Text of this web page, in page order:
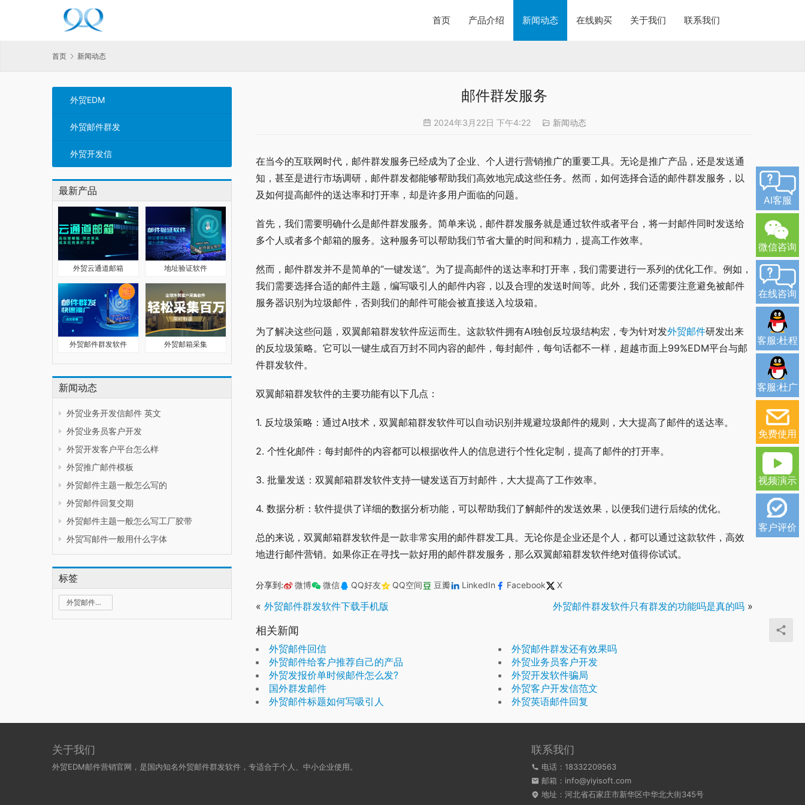
首页 产品介绍 新闻动态 在线购买 关于我们 联系我们
首页 新闻动态
外贸EDM
外贸邮件群发
外贸开发信
最新产品
外贸云通道邮箱 地址验证软件
外贸邮件群发软件 外贸邮箱采集
新闻动态
外贸业务开发信邮件 英文
外贸业务员客户开发
外贸开发客户平台怎么样
外贸推广邮件模板
外贸邮件主题一般怎么写的
外贸邮件回复交期
外贸邮件主题一般怎么写工厂胶带
外贸写邮件一般用什么字体
标签
外贸邮件群发
邮件群发服务
2024年3月22日 下午4:22 新闻动态
在当今的互联网时代，邮件群发服务已经成为了企业、个人进行营销推广的重要工具。无论是推广产品，还是发送通
知，甚至是进行市场调研，邮件群发都能够帮助我们高效地完成这些任务。然而，如何选择合适的邮件群发服务，以
及如何提高邮件的送达率和打开率，却是许多用户面临的问题。
首先，我们需要明确什么是邮件群发服务。简单来说，邮件群发服务就是通过软件或者平台，将一封邮件同时发送给
多个人或者多个邮箱的服务。这种服务可以帮助我们节省大量的时间和精力，提高工作效率。
然而，邮件群发并不是简单的“一键发送”。为了提高邮件的送达率和打开率，我们需要进行一系列的优化工作。例如，
我们需要选择合适的邮件主题，编写吸引人的邮件内容，以及合理的发送时间等。此外，我们还需要注意避免被邮件
服务器识别为垃圾邮件，否则我们的邮件可能会被直接送入垃圾箱。
为了解决这些问题，双翼邮箱群发软件应运而生。这款软件拥有AI独创反垃圾结构宏，专为针对发外贸邮件研发出来
的反垃圾策略。它可以一键生成百万封不同内容的邮件，每封邮件，每句话都不一样，超越市面上99%EDM平台与邮
件群发软件。
双翼邮箱群发软件的主要功能有以下几点：
1. 反垃圾策略：通过AI技术，双翼邮箱群发软件可以自动识别并规避垃圾邮件的规则，大大提高了邮件的送达率。
2. 个性化邮件：每封邮件的内容都可以根据收件人的信息进行个性化定制，提高了邮件的打开率。
3. 批量发送：双翼邮箱群发软件支持一键发送百万封邮件，大大提高了工作效率。
4. 数据分析：软件提供了详细的数据分析功能，可以帮助我们了解邮件的发送效果，以便我们进行后续的优化。
总的来说，双翼邮箱群发软件是一款非常实用的邮件群发工具。无论你是企业还是个人，都可以通过这款软件，高效
地进行邮件营销。如果你正在寻找一款好用的邮件群发服务，那么双翼邮箱群发软件绝对值得你试试。
分享到: 微博 微信 QQ好友 QQ空间 豆瓣 LinkedIn Facebook X
« 外贸邮件群发软件下载手机版 外贸邮件群发软件只有群发的功能吗是真的吗 »
相关新闻
外贸邮件回信
外贸邮件群发还有效果吗
外贸邮件给客户推荐自己的产品
外贸业务员客户开发
外贸发报价单时候邮件怎么发?
外贸开发软件骗局
国外群发邮件
外贸客户开发信范文
外贸邮件标题如何写吸引人
外贸英语邮件回复
关于我们
外贸EDM邮件营销官网，是国内知名外贸邮件群发软件，专适合于个人、中小企业使用。
联系我们
电话：18332209563
邮箱：info@yiyisoft.com
地址：河北省石家庄市新华区中华北大街345号
AI客服
微信咨询
在线咨询
客服:杜程
客服:杜广
免费使用
视频演示
客户评价